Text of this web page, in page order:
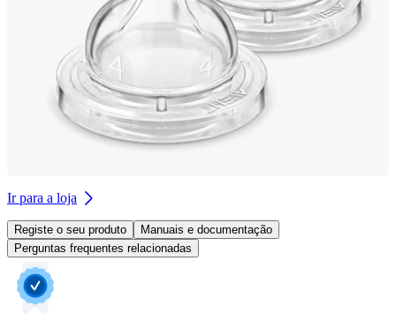
Ir para a loja
Registe o seu produto
Manuais e documentação
Perguntas frequentes relacionadas